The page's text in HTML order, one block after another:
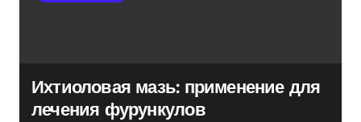
и
Ихтиоловая мазь: применение для
лечения фурункулов